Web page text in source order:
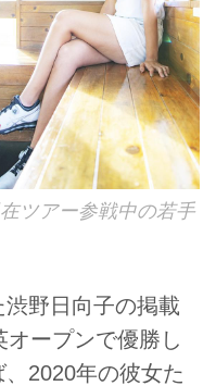
ツアー参戦中の若手
野日向子の掲載
オープンで優勝し
2020年の彼女た